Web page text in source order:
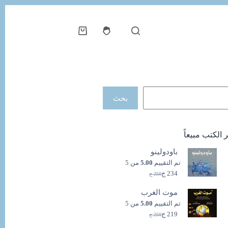
عربة
بحث
الكتب مبيعاً
باودولينو
تم التقييم 5.00 من 5
250 ج
السعر
هو:
250 ج.
234 ج
السعر
هو:
234 ج.
موت الغرب
تم التقييم 5.00 من 5
250 ج
السعر 219 ج
السعر